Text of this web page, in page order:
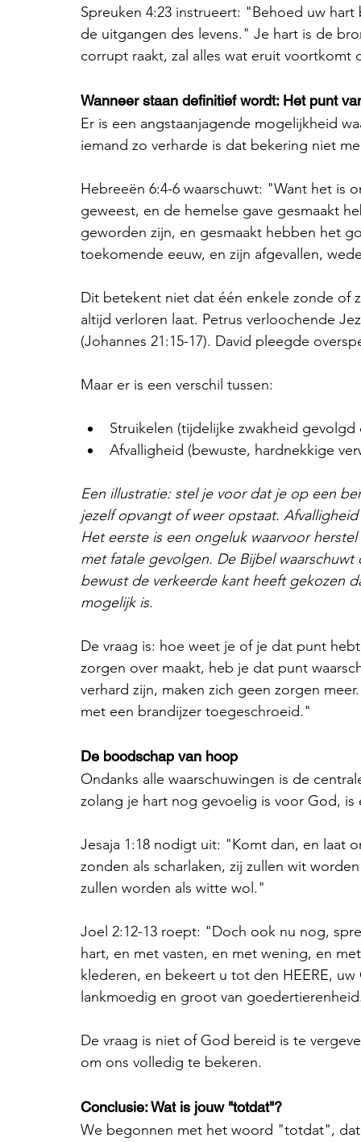
Spreuken 4:23 instrueert: "Behoed uw
de uitgangen des levens." Je hart is de
corrupt raakt, zal alles wat eruit voortkomt
Wanneer staan definitief wordt: Het punt
Er is een angstaanjagende mogelijkheid
iemand zo verharde is dat bekering niet
Hebreeën 6:4-6 waarschuwt: "Want het is
geweest, en de hemelse gave gesmaakt
geworden zijn, en gesmaakt hebben het
toekomende eeuw, en zijn afgevallen,
Dit betekent niet dat één enkele zonde of
altijd verloren laat. Petrus verloochende
(Johannes 21:15-17). David pleegde
Maar er is een verschil tussen:
Struikelen (tijdelijke zwakheid
Afvalligheid (bewuste, hardnekkige
Een illustratie: stel je voor dat je op een
jezelf opvangt of weer opstaat.
Het eerste is een ongeluk waarvoor
met fatale gevolgen. De Bijbel
bewust de verkeerde kant heeft gekozen
mogelijk is.
De vraag is: hoe weet je of je dat punt
zorgen over maakt, heb je dat punt
verhard zijn, maken zich geen zorgen
met een brandijzer toegeschroeid."
De boodschap van hoop
Ondanks alle waarschuwingen is de
zolang je hart nog gevoelig is voor God, is
Jesaja 1:18 nodigt uit: "Komt dan, en laat
zonden als scharlaken, zij zullen wit
zullen worden als witte wol."
Joel 2:12-13 roept: "Doch ook nu nog,
hart, en met vasten, en met wening, en
klederen, en bekeert u tot den HEERE,
lankmoedig en groot van
De vraag is niet of God bereid is te
om ons volledig te bekeren.
Conclusie: Wat is jouw "totdat"?
We begonnen met het woord "totdat",